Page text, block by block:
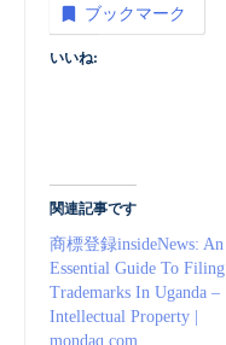
ブックマーク
いいね:
関連記事です
商標登録insideNews: An
Essential Guide To Filing
Trademarks In Uganda –
Intellectual Property |
mondaq.com